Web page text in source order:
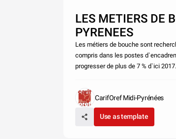
LES METIERS DE
PYRENEES
Les métiers de bouche sont
compris dans les postes
progresser de plus de 7 % d`ici 2017.
CarifOref Midi-Pyrénées
Use as template